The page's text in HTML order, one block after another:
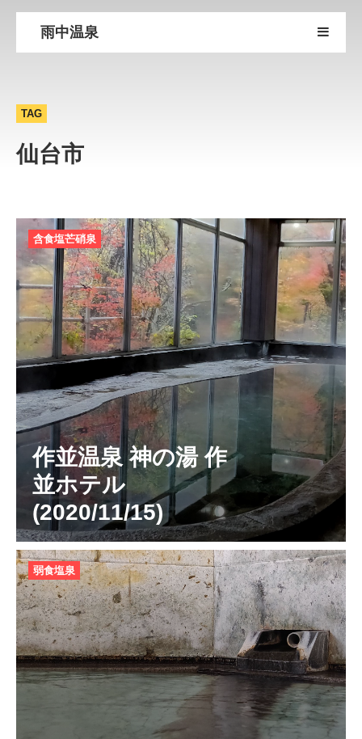
雨中温泉
TAG
仙台市
作並温泉 神の湯 作
並ホテル
(2020/11/15)
含食塩芒硝泉
弱食塩泉